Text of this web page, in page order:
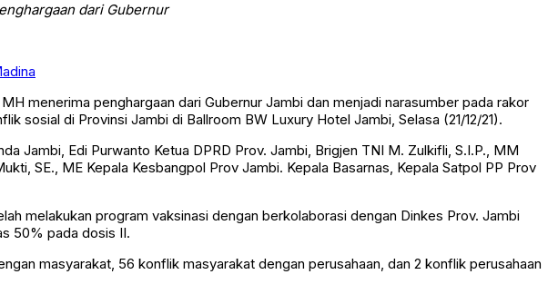
dari Gubernur
menerima penghargaan dari Gubernur Jambi dan menjadi narasumber pada rakor
sosial di Provinsi Jambi di Ballroom BW Luxury Hotel Jambi, Selasa (21/12/21).
Jambi, Edi Purwanto Ketua DPRD Prov. Jambi, Brigjen TNI M. Zulkifli, S.I.P., MM
SE., ME Kepala Kesbangpol Prov Jambi. Kepala Basarnas, Kepala Satpol PP Prov
melakukan program vaksinasi dengan berkolaborasi dengan Dinkes Prov. Jambi
50% pada dosis II.
masyarakat, 56 konflik masyarakat dengan perusahaan, dan 2 konflik perusahaan